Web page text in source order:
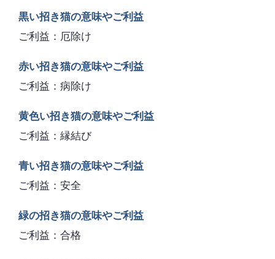
黒い招き猫の意味やご利益
ご利益：厄除け
赤い招き猫の意味やご利益
ご利益：病除け
黄色い招き猫の意味やご利益
ご利益：縁結び
青い招き猫の意味やご利益
ご利益：安全
緑の招き猫の意味やご利益
ご利益：合格